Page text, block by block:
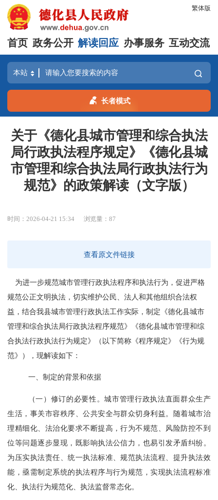
繁体版
首页 政务公开 解读回应 办事服务 互动交流
长者模式
关于《德化县城市管理和综合执法
局行政执法程序规定》《德化县城
市管理和综合执法局行政执法行为
规范》的政策解读（文字版）
时间：2026-04-21 15:34 浏览量：87
查看原文件链接
为进一步规范城市管理行政执法程序和执法行为，促进严格
规范公正文明执法，切实维护公民、法人和其他组织合法权
益，结合我县城市管理行政执法工作实际，制定《德化县城市
管理和综合执法局行政执法程序规范》《德化县城市管理和综
合执法行政执法行为规定》（以下简称《程序规定》《行为规
范》），现解读如下：
一、 制定的背景和依据
（一）修订的必要性。城市管理行政执法直面群众生产
生活，事关市容秩序、公共安全与群众切身利益。随着城市治
理精细化、法治化要求不断提高，行为不规范、风险防控不到
位等问题逐步显现，既影响执法公信力，也易引发矛盾纠纷。
为压实执法责任、统一执法标准、规范执法流程、提升执法效
能，亟需制定系统的执法程序与行为规范，实现执法流程标准
化、执法行为规范化、执法监督常态化。